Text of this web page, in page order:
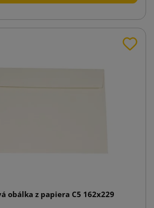
obálka z papiera C5 162x229